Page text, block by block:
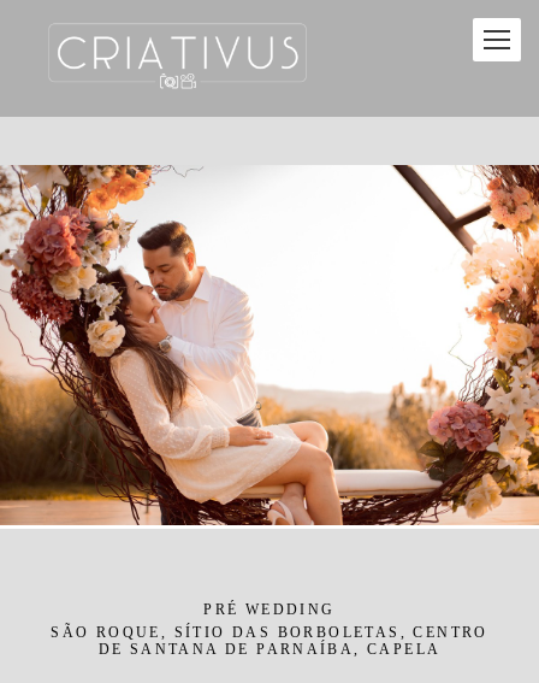
PRÉ WEDDING
SÃO ROQUE, SÍTIO DAS BORBOLETAS, CENTRO
DE SANTANA DE PARNAÍBA, CAPELA